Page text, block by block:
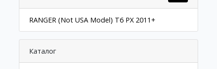
RANGER (Not USA Model) T6 PX 2011+
Каталог